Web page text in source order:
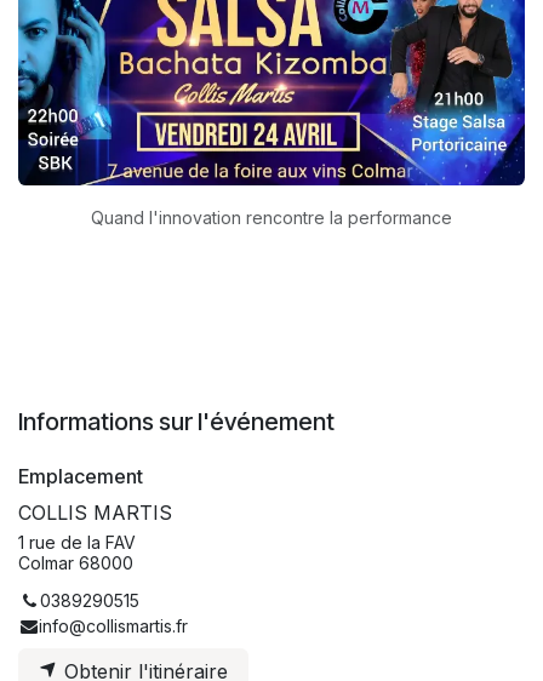
Quand l'innovation rencontre la performance
Informations sur l'événement
Emplacement
COLLIS MARTIS
1 rue de la FAV
Colmar 68000
0389290515
info@collismartis.fr
Obtenir l'itinéraire